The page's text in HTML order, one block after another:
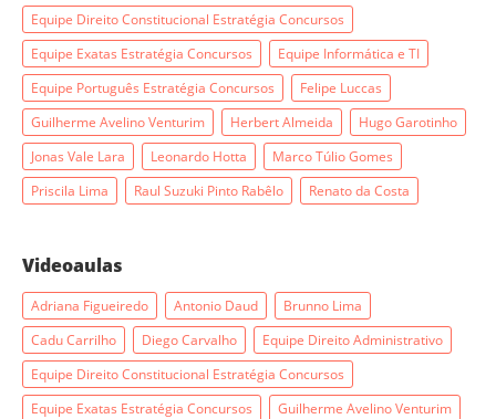
Equipe Direito Constitucional Estratégia Concursos
Equipe Exatas Estratégia Concursos
Equipe Informática e TI
Equipe Português Estratégia Concursos
Felipe Luccas
Guilherme Avelino Venturim
Herbert Almeida
Hugo Garotinho
Jonas Vale Lara
Leonardo Hotta
Marco Túlio Gomes
Priscila Lima
Raul Suzuki Pinto Rabêlo Renato da Costa
Videoaulas
Adriana Figueiredo Antonio Daud
Brunno Lima
Cadu Carrilho
Diego Carvalho
Equipe Direito Administrativo
Equipe Direito Constitucional Estratégia Concursos
Equipe Exatas Estratégia Concursos
Guilherme Avelino Venturim